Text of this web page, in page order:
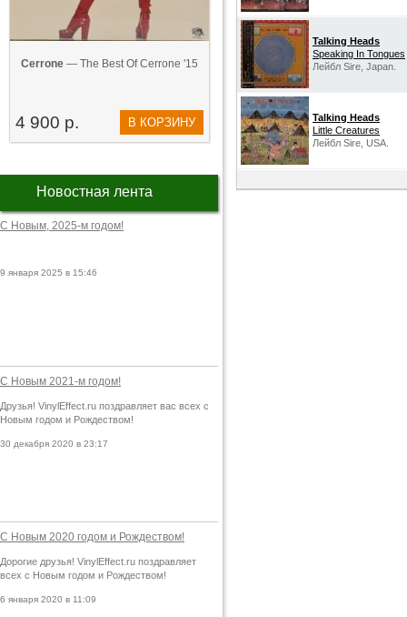
Cerrone — The Best Of Cerrone '15
4 900 р. В КОРЗИНУ
Новостная лента
С Новым, 2025-м годом!
9 января 2025 в 15:46
С Новым 2021-м годом!
Друзья! VinylEffect.ru поздравляет вас всех с
Новым годом и Рождеством!
30 декабря 2020 в 23:17
С Новым 2020 годом и Рождеством!
Дорогие друзья! VinylEffect.ru поздравляет
всех с Новым годом и Рождеством!
6 января 2020 в 11:09
Talking Heads
Speaking In Tongues
Лейбл Sire, Japan.
Talking Heads
Little Creatures
Лейбл Sire, USA.